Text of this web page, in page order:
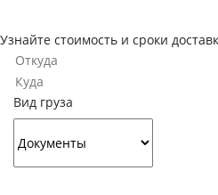
Узнайте стоимость и сроки
Вид груза